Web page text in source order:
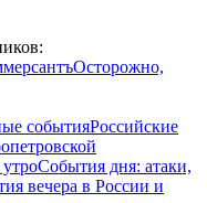
Осторожно,
событияРоссийские
События дня: атаки,
вечера в России и